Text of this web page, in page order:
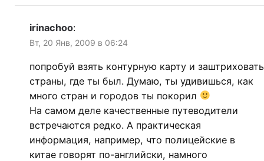
irinachoo:
Вт, 20 Янв, 2009 в 06:24
попробуй взять контурную карту и заштриховать
страны, где ты был. Думаю, ты удивишься, как
много стран и городов ты покорил
На самом деле качественные путеводители
встречаются редко. А практическая
информация, например, что полицейские в
китае говорят по-английски, намного